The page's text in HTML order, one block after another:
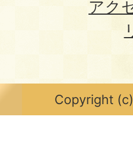
アク
Copyright